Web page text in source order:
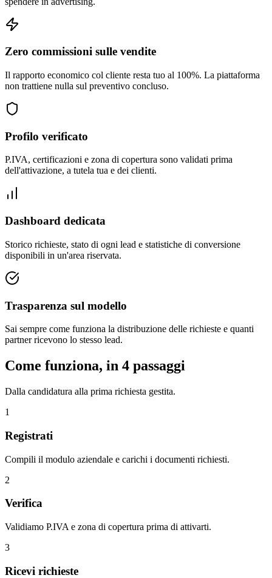
Zero commissioni sulle vendite
Il rapporto economico col cliente resta tuo al 100%. La piattaforma
non trattiene nulla sul preventivo concluso.
Profilo verificato
P.IVA, certificazioni e zona di copertura sono validati prima
dell'attivazione, a tutela tua e dei clienti.
Dashboard dedicata
Storico richieste, stato di ogni lead e statistiche di conversione
disponibili in un'area riservata.
Trasparenza sul modello
Sai sempre come funziona la distribuzione delle richieste e quanti
partner ricevono lo stesso lead.
Come funziona, in 4 passaggi
Dalla candidatura alla prima richiesta gestita.
1
Registrati
Compili il modulo aziendale e carichi i documenti richiesti.
2
Verifica
Validiamo P.IVA e zona di copertura prima di attivarti.
3
Ricevi richieste